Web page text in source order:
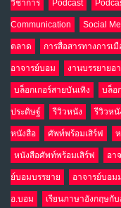
เม.ย. 19, 2026
NO COMMENTS
วิชาการ Podcast
Communication Social
ตลาด การสื่อสารทางการเมื
อาจารย์บอม งานบรรยายอ
บล็อกเกอร์สายบันเทิง บล็อ
ประดิษฐ์ รีวิวหนัง รีวิวหนั
หนังสือ ศัพท์พร้อมเสิร์ฟ
หนังสือศัพท์พร้อมเสิร์ฟ อา
ย์บอมบรรยาย อาจารย์บอม
อ.บอม เรียนภาษาอังกฤษกั